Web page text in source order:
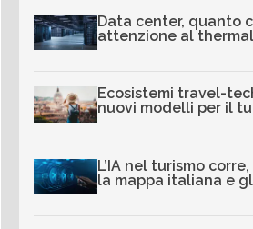
Data center, quanto
attenzione al
Ecosistemi travel-
nuovi modelli per il
L’IA nel turismo
la mappa italiana e